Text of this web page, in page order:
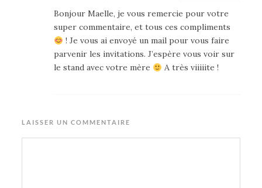
Bonjour Maelle, je vous remercie pour votre
super commentaire, et tous ces compliments
! Je vous ai envoyé un mail pour vous faire
parvenir les invitations. J’espère vous voir sur
le stand avec votre mère
A très viiiiite !
LAISSER UN COMMENTAIRE